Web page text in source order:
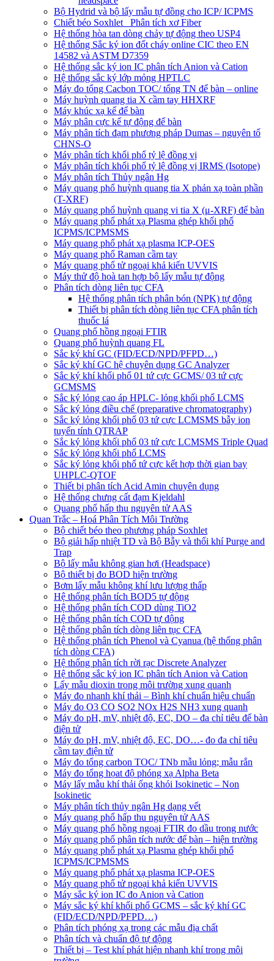
Bộ Hydrid và bộ lấy mẫu tự đồng cho ICP/ ICPMS
Chiết béo Soxhlet_ Phân tích xơ Fiber
Hệ thống hòa tan dòng chảy tự động theo USP4
Hệ thống Sắc ký ion đốt cháy online CIC theo EN
14582 và ASTM D7359
Hệ thống sắc ký ion IC phân tích Anion và Cation
Hệ thống sắc ký lớp mỏng HPTLC
Máy đo tổng Cacbon TOC/ tổng TN để bàn – online
Máy huỳnh quang tia X cầm tay HHXRF
Máy khúc xạ kế để bàn
Máy phân cực kế tự động để bàn
Máy phân tích đạm phương pháp Dumas – nguyên tố
CHNS-O
Máy phân tích khối phổ tỷ lệ đồng vị
Máy phân tích khối phổ tỷ lệ đồng vị IRMS (Isotope)
Máy phân tích Thủy ngân Hg
Máy quang phổ huỳnh quang tia X phản xạ toàn phần
(T-XRF)
Máy quang phổ huỳnh quang vi tia X (μ-XRF) để bàn
Máy quang phổ phát xạ Plasma ghép khối phổ
ICPMS/ICPMSMS
Máy quang phổ phát xạ plasma ICP-OES
Máy quang phổ Raman cầm tay
Máy quang phổ tử ngoại khả kiến UVVIS
Máy thử độ hoà tan hợp bộ lấy mẫu tự động
Phân tích dòng liên tục CFA
Hệ thống phân tích phân bón (NPK) tự động
Thiết bị phân tích dòng liên tục CFA phân tích
thuốc lá
Quang phổ hồng ngoại FTIR
Quang phổ huỳnh quang FL
Sắc ký khí GC (FID/ECD/NPD/PFPD…)
Sắc ký khí GC hệ chuyên dụng GC Analyzer
Sắc ký khí khối phổ 01 tứ cực GCMS/ 03 tứ cực
GCMSMS
Sắc ký lỏng cao áp HPLC- lỏng khối phổ LCMS
Sắc ký lỏng điều chế (preparative chromatography)
Sắc ký lỏng khối phổ 03 tứ cực LCMSMS bẫy ion
tuyến tính QTRAP
Sắc ký lỏng khối phổ 03 tứ cực LCMSMS Triple Quad
Sắc ký lỏng khối phổ LCMS
Sắc ký lỏng khối phổ tứ cực kết hợp thời gian bay
UHPLC-QTOF
Thiết bị phân tích Acid Amin chuyên dụng
Hệ thống chưng cất đạm Kjeldahl
Quang phổ hấp thu nguyên tử AAS
Quan Trắc – Hoá Phân Tích Môi Trường
Bộ chiết béo theo phương pháp Soxhlet
Bộ giải hấp nhiệt TD và Bộ Bẫy và thổi khí Purge and
Trap
Bộ lấy mẫu không gian hơi (Headspace)
Bộ thiết bị đo BOD hiện trường
Bơm lấy mẫu không khí lưu lượng thấp
Hệ thống phân tích BOD5 tự động
Hệ thống phân tích COD dùng TiO2
Hệ thống phân tích COD tự động
Hệ thống phân tích dòng liên tục CFA
Hệ thống phân tích Phenol và Cyanua (hệ thống phân
tích dòng CFA)
Hệ thống phân tích rời rạc Discrete Analyzer
Hệ thống sắc ký ion IC phân tích Anion và Cation
Lấy mẫu dioxin trong môi trường xung quanh
Máy đo nhanh khí thải – Bình khí chuẩn hiệu chuẩn
Máy đo O3 CO SO2 NOx H2S NH3 xung quanh
Máy đo pH, mV, nhiệt độ, EC, DO – đa chỉ tiêu để bàn
điện tử
Máy đo pH, mV, nhiệt độ, EC, DO…- đo đa chỉ tiêu
cầm tay điện tử
Máy đo tổng carbon TOC/ TNb mẫu lỏng; mẫu rắn
Máy đo tổng họat độ phóng xạ Alpha Beta
Máy lấy mẫu khí thải ống khói Isokinetic – Non
Isokinetic
Máy phân tích thủy ngân Hg dạng vết
Máy quang phổ hấp thu nguyên tử AAS
Máy quang phổ hồng ngoại FTIR đo dầu trong nước
Máy quang phổ phân tích nước để bàn – hiện trường
Máy quang phổ phát xạ Plasma ghép khối phổ
ICPMS/ICPMSMS
Máy quang phổ phát xạ plasma ICP-OES
Máy quang phổ tử ngoại khả kiến UVVIS
Máy sắc ký ion IC đo Anion và Cation
Máy sắc ký khí khối phổ GCMS – sắc ký khí GC
(FID/ECD/NPD/PFPD…)
Phân tích phóng xạ trong các mẫu địa chất
Phân tích và chuẩn độ tự động
Thiết bị – Test khí phát hiện nhanh khí trong môi